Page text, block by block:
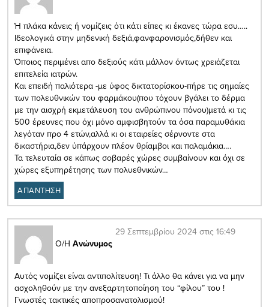
Ή πλάκα κάνεις ή νομίζεις ότι κάτι είπες κι έκανες τώρα εσυ…..
Ιδεολογικά στην μηδενική δεξιά,φανφαρονισμός,δήθεν και
επιφάνεια.
Όποιος περιμένει απο δεξιούς κάτι μάλλον όντως χρειάζεται
επιτελεία ιατρών.
Και επειδή παλιότερα -με ύφος δικτατορίσκου-πήρε τις σημαίες
των πολευθνικών του φαρμάκου(που τόχουν βγάλει το δέρμα
με την αισχρή εκμετάλευση του ανθρώπινου πόνου)μετά κι τις
500 έρευνες που όχι μόνο αμφισβητούν τα όσα παραμυθάκια
λεγόταν προ 4 ετών,αλλά κι οι εταιρείες σέρνοντε στα
δικαστήρια,δεν ύπάρχουν πλέον θρίαμβοι και παλαμάκια….
Τα τελευταία σε κάπως σοβαρές χώρες συμβαίνουν και όχι σε
χώρες εξυπηρέτησης των πολυεθνικών…
ΑΠΑΝΤΗΣΗ
Ο/Η Ανώνυμος
29 Σεπτεμβρίου 2024 στις 16:49
Αυτός νομίζει είναι αντιπολίτευση! Τι άλλο θα κάνει για να μην
ασχοληθούν με την ανεξαρτητοποίηση του “φίλου” του !
Γνωστές τακτικές αποπροσανατολισμού!